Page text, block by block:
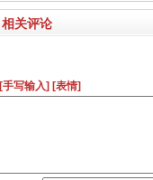
相关评论
[手写输入] [表情]